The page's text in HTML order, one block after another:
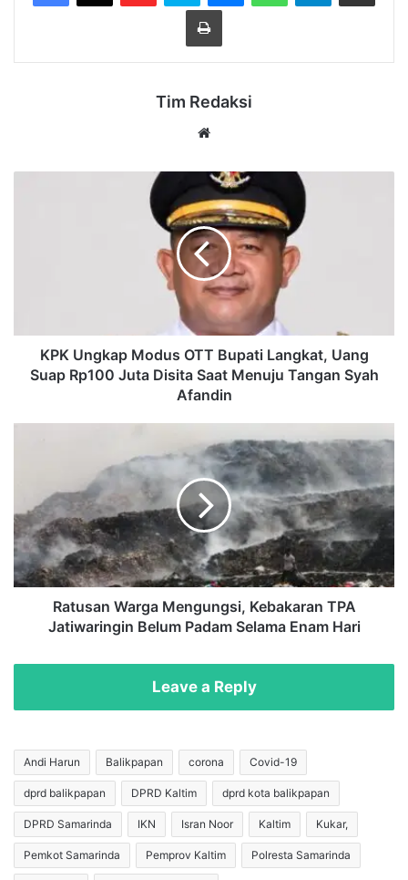
Cetak
Tim Redaksi
Rp100
Disita
Tangan
KPK Ungkap Modus OTT Bupati Langkat, Uang
Suap Rp100 Juta Disita Saat Menuju Tangan Syah
Afandin
Kebakaran
TPA
Jatiwaringin
Belum
Padam
Selama
Ratusan Warga Mengungsi, Kebakaran TPA
Jatiwaringin Belum Padam Selama Enam Hari
Leave a Reply
Andi Harun Balikpapan corona Covid-19
dprd balikpapan DPRD Kaltim dprd kota balikpapan
DPRD Samarinda IKN Isran Noor Kaltim Kukar,
Pemkot Samarinda Pemprov Kaltim Polresta Samarinda